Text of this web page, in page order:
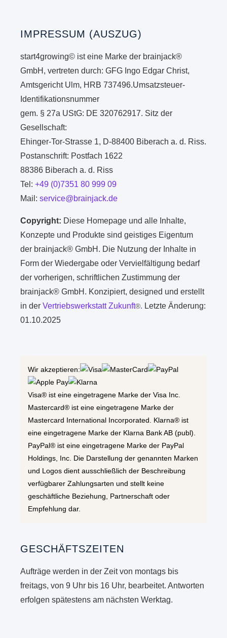
IMPRESSUM (AUSZUG)
start4growing© ist eine Marke der brainjack®
GmbH, vertreten durch: GFG Ingo Edgar Christ,
Amtsgericht Ulm, HRB 737496.Umsatzsteuer-
Identifikationsnummer
gem. § 27a UStG: DE 320762917. Sitz der
Gesellschaft:
Ehinger-Tor-Strasse 1, D-88400 Biberach a. d. Riss.
Postanschrift: Postfach 1622
88386 Biberach a. d. Riss
Tel:+49 (0)7351 80 999 09
Mail:service@brainjack.de
Copyright: Diese Homepage und alle Inhalte,
Konzepte und Produkte sind geistiges Eigentum
der brainjack® GmbH. Die Nutzung der Inhalte in
Form der Wiedergabe oder Vervielfältigung bedarf
der vorherigen, schriftlichen Zustimmung der
brainjack® GmbH. Konzipiert, designed und erstellt
in derVertriebswerkstatt Zukunft®. Letzte Änderung:
01.10.2025
Wir akzeptieren:
Visa® ist eine eingetragene Marke der Visa Inc.
Mastercard® ist eine eingetragene Marke der
Mastercard International Incorporated. Klarna® ist
eine eingetragene Marke der Klarna Bank AB (publ).
PayPal® ist eine eingetragene Marke der PayPal
Holdings, Inc. Die Darstellung der genannten Marken
und Logos dient ausschließlich der Beschreibung
verfügbarer Zahlungsarten und stellt keine
geschäftliche Beziehung, Partnerschaft oder
Empfehlung dar.
GESCHÄFTSZEITEN
Aufträge werden in der Zeit von montags bis
freitags, von 9 Uhr bis 16 Uhr, bearbeitet. Antworten
erfolgen spätestens am nächsten Werktag.